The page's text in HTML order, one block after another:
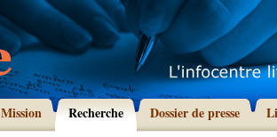
Mission Recherche Dossier de presse